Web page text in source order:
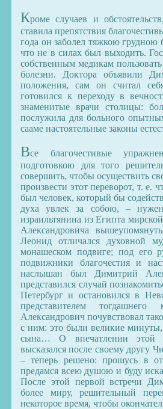
Кроме случаев и
ставила препятствия
года он заболел тяжкою
что не в силах был выходить.
собственным медикам
болезни. Доктора объявили
положения, сам он считал
готовился к переходу в
знаменитые врачи столицы:
послужила для больного
сааме настоятельные законы
Все благочестивые
подготовкою для того
совершить, чтобы осуществить
произвести этот переворот, т. е.
был человек, который бы
духа увлек за собою, –
израильтянина из Египта
Александровича
Леонид отличался духовной
монашеском подвиге; под его
подвижники благочестия и
наслышан был Димитрий
представился случай
Петербург и остановился в
представителем
Александрович почувствовал
с ним: это были великие минуты,
сына… О впечатлении этой
высказался после своему другу
– теперь решено: прошусь в
предамся всею душою и буду
После этой первой встречи
более миру, решительный
некоторое время, чтобы